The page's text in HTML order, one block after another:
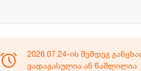
2026.07.24-ის შემდეგ
ვადაგასულია ან წაშლილია